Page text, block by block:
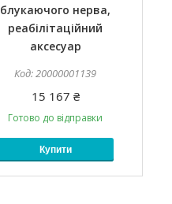
блукаючого нерва,
реабілітаційний
аксесуар
20000001139
15 167 ₴
Готово до відправки
Купити